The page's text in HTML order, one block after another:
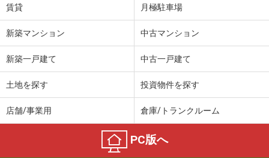
賃貸 月極駐車場
新築マンション 中古マンション
新築一戸建て 中古一戸建て
土地を探す 投資物件を探す
店舗/事業用 倉庫/トランクルーム
PC版へ